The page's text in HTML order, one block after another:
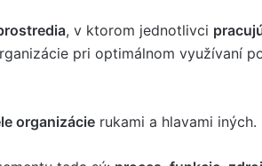
, v ktorom jednotlivci
pri optimálnom využívaní
organizácie rukami a hlavami iných.